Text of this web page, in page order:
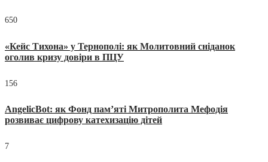
650
«Кейс Тихона» у Тернополі: як Молитовний сніданок
оголив кризу довіри в ПЦУ
156
AngelicBot: як Фонд пам’яті Митрополита Мефодія
розвиває цифрову катехизацію дітей
7